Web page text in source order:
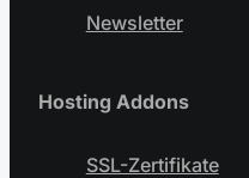
Newsletter
Hosting Addons
SSL-Zertifikate